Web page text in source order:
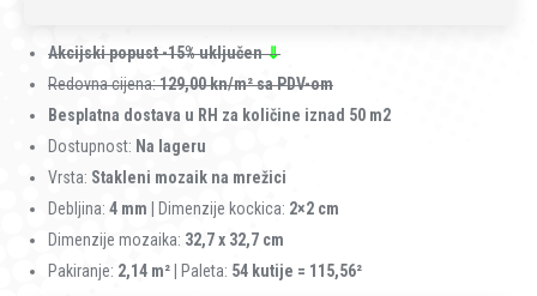
Akcijski popust -15% uključen⇓
Redovna cijena:129,00 kn/m² sa PDV-om
Besplatna dostava u RH za količine iznad 50 m2
Dostupnost: Na lageru
Vrsta: Stakleni mozaik na mrežici
Debljina: 4 mm | Dimenzije kockica: 2×2 cm
Dimenzije mozaika: 32,7 x 32,7 cm
Pakiranje: 2,14 m² | Paleta: 54 kutije = 115,56²